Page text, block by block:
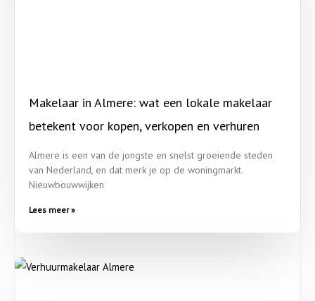
Makelaar in Almere: wat een lokale makelaar
betekent voor kopen, verkopen en verhuren
Almere is een van de jongste en snelst groeiende steden
van Nederland, en dat merk je op de woningmarkt.
Nieuwbouwwijken
Lees meer »